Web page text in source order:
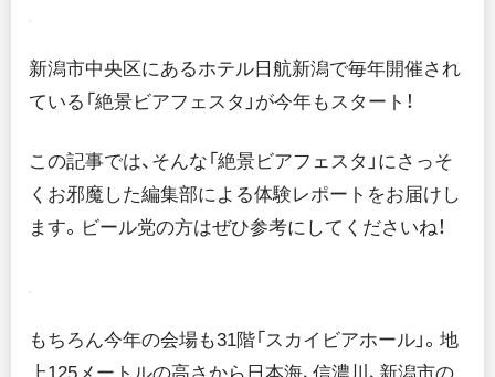
新潟市中央区にあるホテル日航新潟で毎年開催され
ている「絶景ビアフェスタ」が今年もスタート！
この記事では、そんな「絶景ビアフェスタ」にさっそ
くお邪魔した編集部による体験レポートをお届けし
ます。ビール党の方はぜひ参考にしてくださいね！
もちろん今年の会場も31階「スカイビアホール」。地